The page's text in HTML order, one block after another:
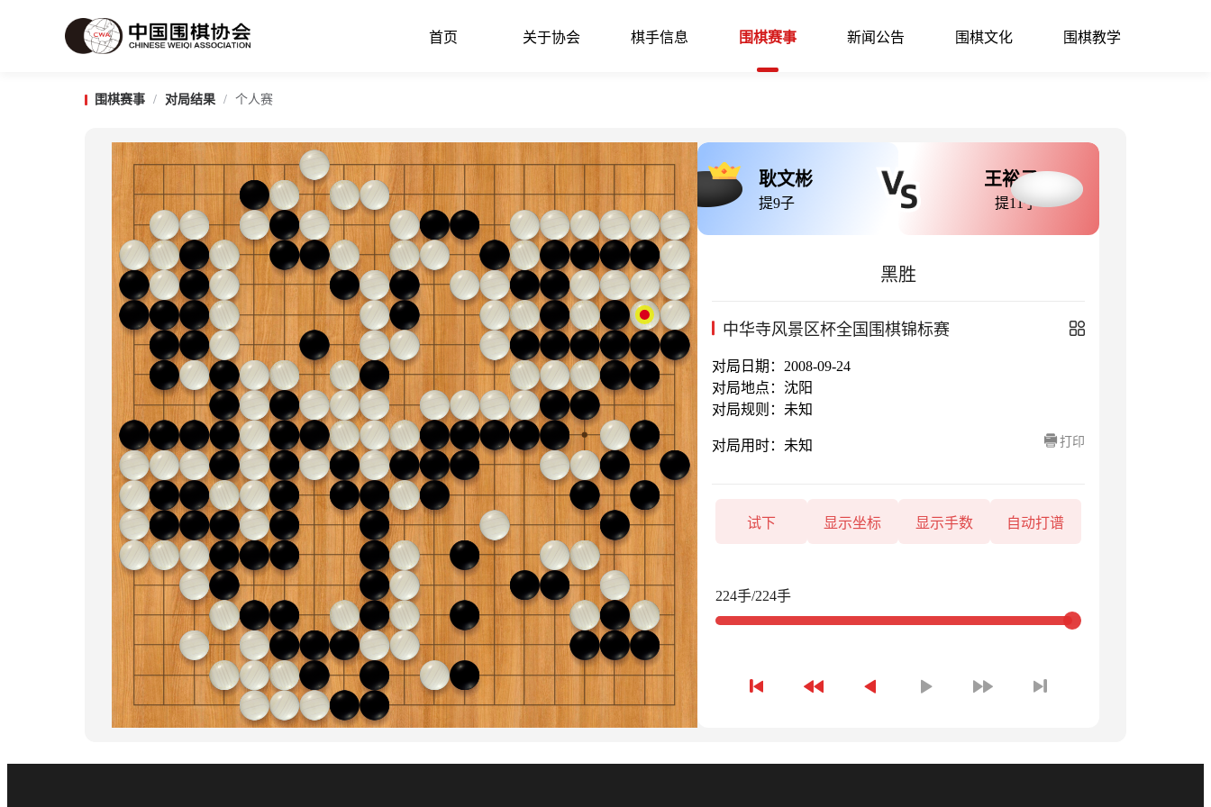
首页 关于协会 棋手信息 围棋赛事 新闻公告 围棋文化 围棋教学
围棋赛事 / 对局结果 / 个人赛
耿文彬
提9子
王裕子
提11子
黑胜
中华寺风景区杯全国围棋锦标赛
对局日期：2008-09-24
对局地点：沈阳
对局规则：未知
对局用时：未知 打印
试下 显示坐标 显示手数 自动打谱
224手/224手